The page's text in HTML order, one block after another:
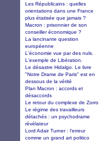
Les Républicains : quelles
orientations dans une France
plus étatisée que jamais ?
Macron : prisonnier de son
conseiller économique ?
La lancinante question
européenne
L'économie vue par des nuls.
L'exemple de Libération.
Le désastre Hidalgo. Le livre
"Notre Drame de Paris" est en
dessous de la vérité
Plan Macron : accords et
désaccords
Le retour du complexe de Zorro
Le régime des travailleurs
détachés : un psychodrame
révélateur
Lord Adair Turner : l’erreur
comme un grand art politico